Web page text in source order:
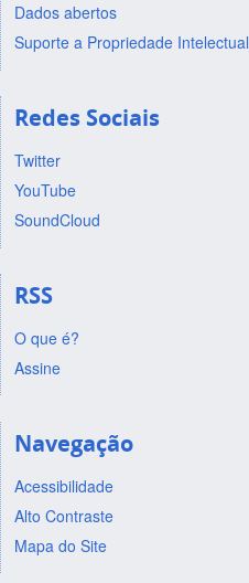
Dados abertos
Suporte a Propriedade Intelectual
Redes Sociais
Twitter
YouTube
SoundCloud
RSS
O que é?
Assine
Navegação
Acessibilidade
Alto Contraste
Mapa do Site